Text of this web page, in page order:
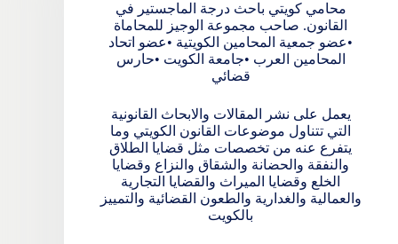
محامي كويتي باحث درجة الماجستير في
القانون. صاحب مجموعة الوجيز للمحاماة
•عضو جمعية المحامين الكويتية •عضو اتحاد
المحامين العرب •جامعة الكويت •حارس
قضائي
يعمل على نشر المقالات والابحاث القانونية
التي تتناول موضوعات القانون الكويتي وما
يتفرع عنه من تخصصات مثل قضايا الطلاق
والنفقة والحضانة والشقاق والنزاع وقضايا
الخلع وقضايا الميراث والقضايا التجارية
والعمالية والغدارية والطعون القضائية والتمييز
بالكويت